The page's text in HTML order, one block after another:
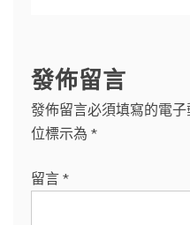
發佈留言
發佈留言必須填寫的電子
位標示為 *
留言 *